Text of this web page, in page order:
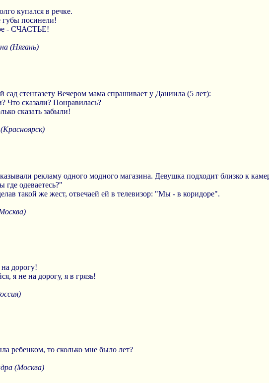
купался в речке.
посинели!
- СЧАСТЬЕ!
(Нягань)
сад стенгазету Вечером мама спрашивает у Даниила (5 лет):
Что сказали? Понравилась?
сказать забыли!
рекламу одного модного магазина. Девушка подходит близко к
одеваетесь?"
такой же жест, отвечаей ей в телевизор: "Мы - в коридоре".
дорогу!
я не на дорогу, я в грязь!
ребенком, то сколько мне было лет?
(Москва)